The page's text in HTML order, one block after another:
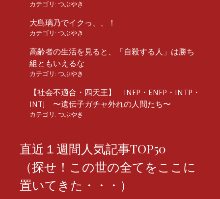
カテゴリ: つぶやき
大島璃乃でイクっ、、！
カテゴリ: つぶやき
高齢者の生活を見ると、「自殺する人」は勝ち
組ともいえるな
カテゴリ: つぶやき
【社会不適合・四天王】 INFP・ENFP・INTP・
INTJ 〜遺伝子ガチャ外れの人間たち〜
カテゴリ: つぶやき
直近１週間人気記事TOP50
（探せ！この世の全てをここに
置いてきた・・・）